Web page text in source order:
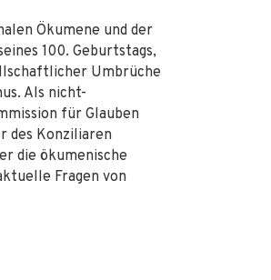
Ökumene und der
100. Geburtstags,
Umbrüche
Als nicht-
für Glauben
des Konziliaren
die ökumenische
Fragen von